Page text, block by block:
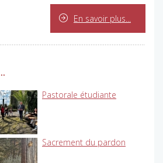
En savoir plus...
Pastorale étudiante
Sacrement du pardon